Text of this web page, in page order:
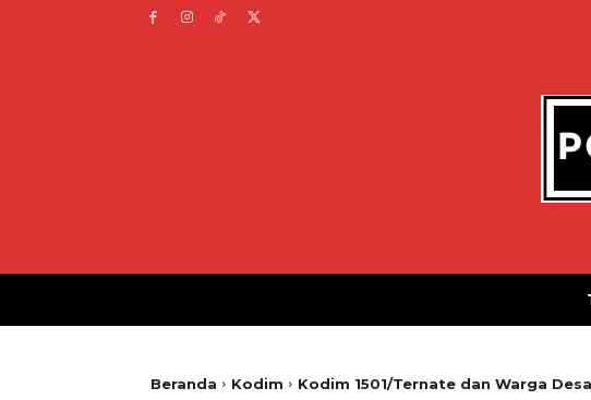
Beranda Kodim Kodim 1501/Ternate dan Warga